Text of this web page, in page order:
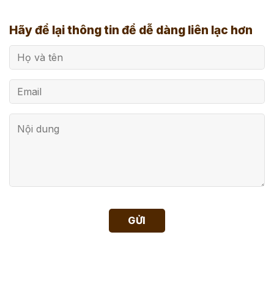
Hãy để lại thông tin để dễ dàng liên lạc hơn